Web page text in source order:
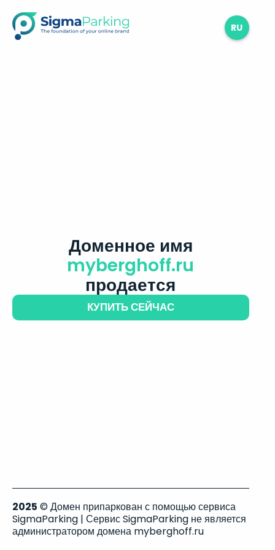
RU
Доменное имя
myberghoff.ru
продается
КУПИТЬ СЕЙЧАС
2025 © Домен припаркован с помощью сервиса
SigmaParking | Сервис SigmaParking не является
администратором домена myberghoff.ru